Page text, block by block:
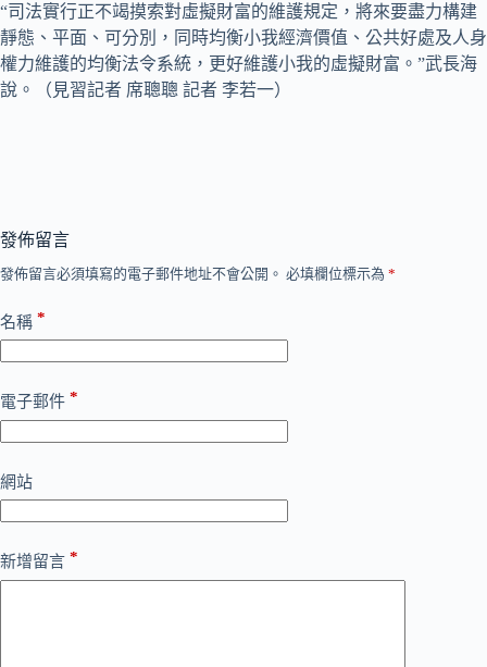
“司法實行正不竭摸索對虛擬財富的維護規定，將來要盡力構建
靜態、平面、可分別，同時均衡小我經濟價值、公共好處及人身
權力維護的均衡法令系統，更好維護小我的虛擬財富。”武長海
說。（見習記者 席聰聰 記者 李若一）
發佈留言
發佈留言必須填寫的電子郵件地址不會公開。 必填欄位標示為 *
名稱 *
電子郵件 *
網站
新增留言 *